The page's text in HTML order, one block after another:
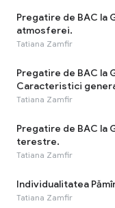
Pregatire de BAC la
atmosferei.
Tatiana Zamfir
Pregatire de BAC la
Caracteristici
Tatiana Zamfir
Pregatire de BAC la
terestre.
Tatiana Zamfir
Individualitatea
Tatiana Zamfir